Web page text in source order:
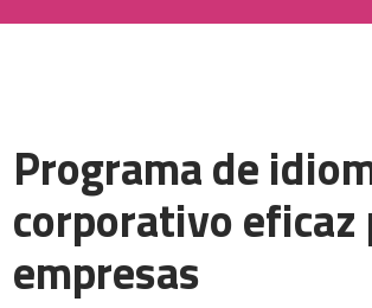
Programa de
corporativo eficaz
empresas